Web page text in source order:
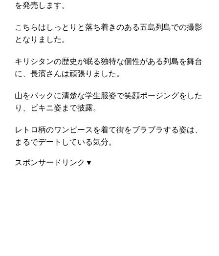
を発売します。
こちらはしっとりと落ち着きのある五島列島での撮影
となりました。
キリシタンの歴史が眠る独特な個性がある列島を舞台
に、長濱さんは頑張りました。
山をバックに清楚な学生服姿で笑顔ポージングをした
り、ビキニ姿まで披露。
レトロ柄のワンピースを着て街をブラブラする姿は、
まるでデートしている気分。
スポンサードリンク▼